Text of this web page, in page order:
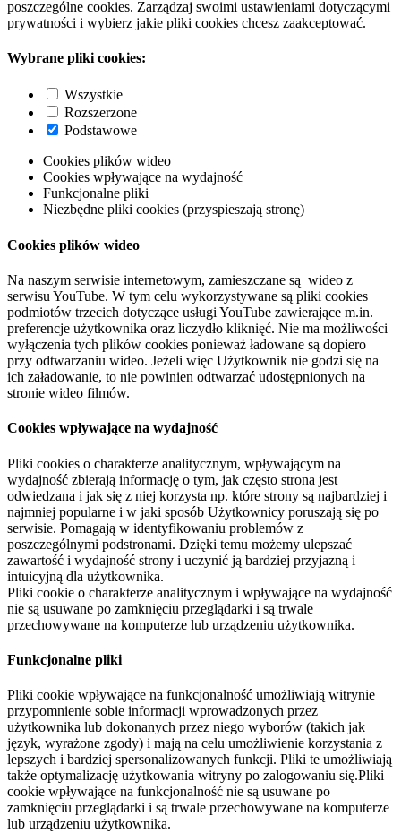
poszczególne cookies. Zarządzaj swoimi ustawieniami dotyczącymi
prywatności i wybierz jakie pliki cookies chcesz zaakceptować.
Wybrane pliki cookies:
Wszystkie
Rozszerzone
Podstawowe
Cookies plików wideo
Cookies wpływające na wydajność
Funkcjonalne pliki
Niezbędne pliki cookies (przyspieszają stronę)
Cookies plików wideo
Na naszym serwisie internetowym, zamieszczane są wideo z
serwisu YouTube. W tym celu wykorzystywane są pliki cookies
podmiotów trzecich dotyczące usługi YouTube zawierające m.in.
preferencje użytkownika oraz liczydło kliknięć. Nie ma możliwości
wyłączenia tych plików cookies ponieważ ładowane są dopiero
przy odtwarzaniu wideo. Jeżeli więc Użytkownik nie godzi się na
ich załadowanie, to nie powinien odtwarzać udostępnionych na
stronie wideo filmów.
Cookies wpływające na wydajność
Pliki cookies o charakterze analitycznym, wpływającym na
wydajność zbierają informację o tym, jak często strona jest
odwiedzana i jak się z niej korzysta np. które strony są najbardziej i
najmniej popularne i w jaki sposób Użytkownicy poruszają się po
serwisie. Pomagają w identyfikowaniu problemów z
poszczególnymi podstronami. Dzięki temu możemy ulepszać
zawartość i wydajność strony i uczynić ją bardziej przyjazną i
intuicyjną dla użytkownika.
Pliki cookie o charakterze analitycznym i wpływające na wydajność
nie są usuwane po zamknięciu przeglądarki i są trwale
przechowywane na komputerze lub urządzeniu użytkownika.
Funkcjonalne pliki
Pliki cookie wpływające na funkcjonalność umożliwiają witrynie
przypomnienie sobie informacji wprowadzonych przez
użytkownika lub dokonanych przez niego wyborów (takich jak
język, wyrażone zgody) i mają na celu umożliwienie korzystania z
lepszych i bardziej spersonalizowanych funkcji. Pliki te umożliwiają
także optymalizację użytkowania witryny po zalogowaniu się.Pliki
cookie wpływające na funkcjonalność nie są usuwane po
zamknięciu przeglądarki i są trwale przechowywane na komputerze
lub urządzeniu użytkownika.